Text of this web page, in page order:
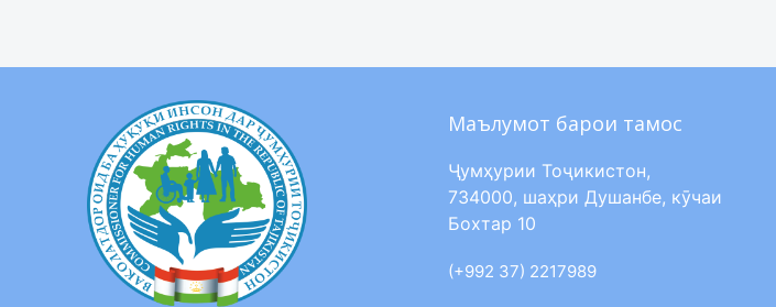
Маълумот барои тамос
Ҷумҳурии Тоҷикистон,
734000, шаҳри Душанбе, кӯчаи
Бохтар 10
(+992 37) 2217989